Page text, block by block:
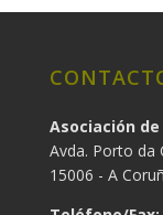
Asociación
Avda. Porto da
15006 - A